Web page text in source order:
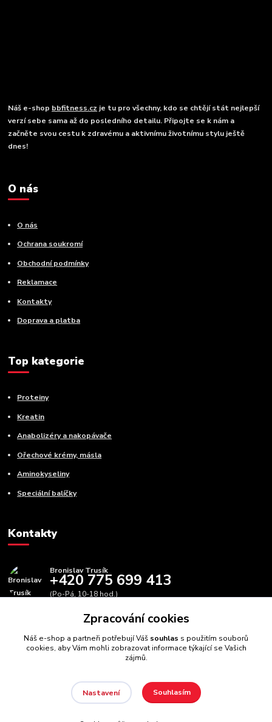
Náš e-shop bbfitness.cz je tu pro všechny, kdo se chtějí stát nejlepší
verzí sebe sama až do posledního detailu. Připojte se k nám a
začněte svou cestu k zdravému a aktivnímu životnímu stylu ještě
dnes!
O nás
O nás
Ochrana soukromí
Obchodní podmínky
Reklamace
Kontakty
Doprava a platba
Top kategorie
Proteiny
Kreatin
Anabolizéry a nakopávače
Ořechové krémy, másla
Aminokyseliny
Speciální balíčky
Kontakty
Bronislav Trusík
+420 775 699 413
(Po-Pá, 10-18 hod.)
info@bbfitness.cz
BBfintess.cz -Fitness doplňky a zdravá výživa//Webdesign
Zpracování cookies
Náš e-shop a partneři potřebují Váš souhlas s použitím souborů
cookies, aby Vám mohli zobrazovat informace týkající se Vašich
zájmů.
Nastavení Souhlasím